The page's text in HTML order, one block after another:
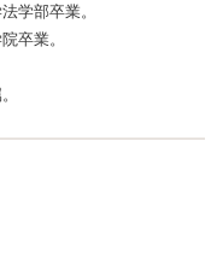
学部卒業。
卒業。